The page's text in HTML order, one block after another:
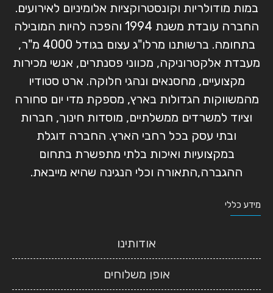
במות מודולריות וקונסטרוקציות אלומיניום לאירועים.
החברה עובדת משנת 1994 והפכה להיות המובילה
בתחומה. ברשותנו מרלו"ג עצום בגודל 4000 מ"ר,
מעבדת אלקטרוניקה, מכווני פסנתרים, אנשי מכירות
מקצועיים, מחסנאים ונהגי חלוקה. ארט סטודיו
מהמשווקות הגדולות בארץ, מספקת מדי יום סחורה
וציוד למשרדים ממשלתיים, מוסדות חינוך, חברות
ובתי עסק בכל רחבי הארץ. החברה דוגלת
במקצועיות ואיכות בלתי מתפשרת בתחום
ההגברה,התאורה וכלי הנגינה שהיא מייבאת.
מידע כללי
אודותינו
אופן משלוחים